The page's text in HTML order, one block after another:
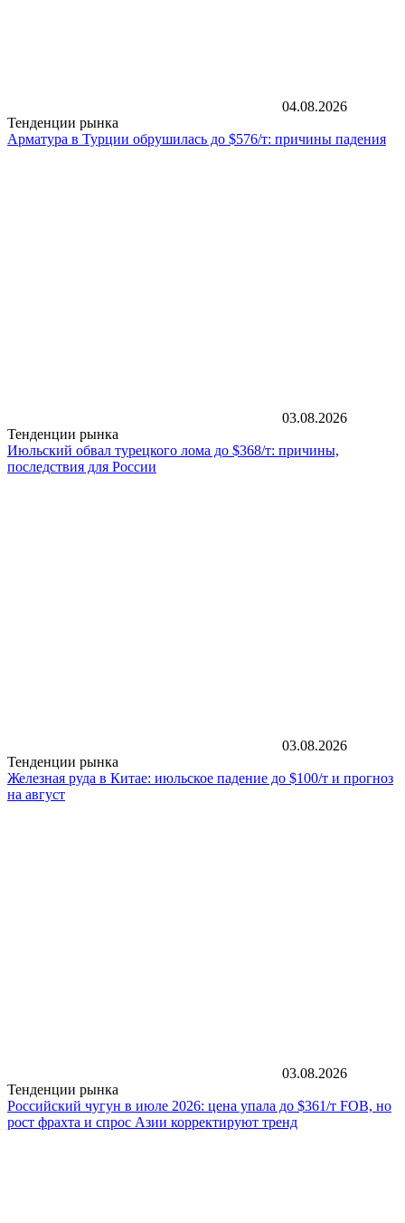
04.08.2026
Тенденции рынка
Арматура в Турции обрушилась до $576/т: причины падения
03.08.2026
Тенденции рынка
Июльский обвал турецкого лома до $368/т: причины,
последствия для России
03.08.2026
Тенденции рынка
Железная руда в Китае: июльское падение до $100/т и прогноз
на август
03.08.2026
Тенденции рынка
Российский чугун в июле 2026: цена упала до $361/т FOB, но
рост фрахта и спрос Азии корректируют тренд